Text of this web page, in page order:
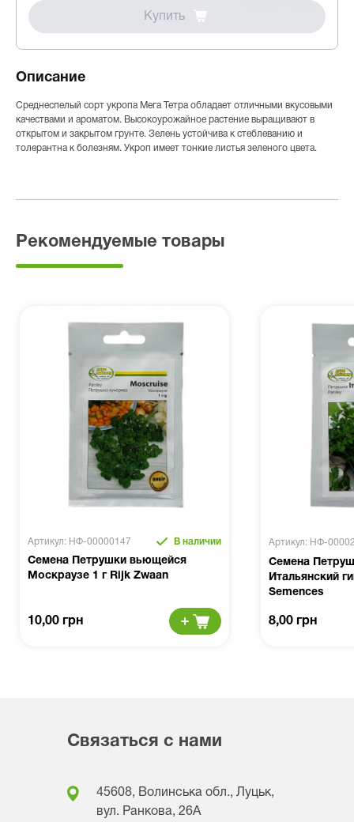
Купить
Описание
Среднеспелый сорт укропа Мега Тетра обладает отличными вкусовыми
качествами и ароматом. Высокоурожайное растение выращивают в
открытом и закрытом грунте. Зелень устойчива к стеблеванию и
толерантна к болезням. Укроп имеет тонкие листья зеленого цвета.
Рекомендуемые товары
Артикул: НФ-00000147 В наличии
Семена Петрушки вьющейся
Москраузе 1 г Rijk Zwaan
10,00 грн
Артикул: НФ-
Семена
Итальянский
Semences
8,00 грн
Связаться с нами
45608, Волинська обл., Луцьк,
вул. Ранкова, 26A